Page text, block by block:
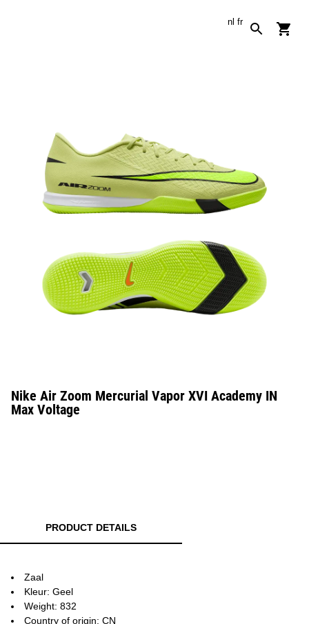
nl fr
Nike Air Zoom Mercurial Vapor XVI Academy IN
Max Voltage
PRODUCT DETAILS
Zaal
Kleur: Geel
Weight: 832
Country of origin: CN